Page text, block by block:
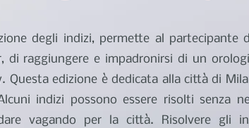
degli indizi, permette al partecipante
di raggiungere e impadronirsi di un
Questa edizione è dedicata alla città di
indizi possono essere risolti senza
vagando per la città. Risolvere gli